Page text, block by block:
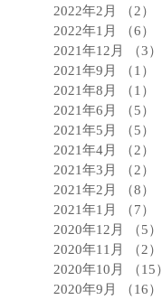
2022年2月
（2）
2022年1月
（6）
2021年12月
（3）
2021年9月
（1）
2021年8月
（1）
2021年6月
（5）
2021年5月
（5）
2021年4月
（2）
2021年3月
（2）
2021年2月
（8）
2021年1月
（7）
2020年12月
（5）
2020年11月
（2）
2020年10月
（15
2020年9月
（16）